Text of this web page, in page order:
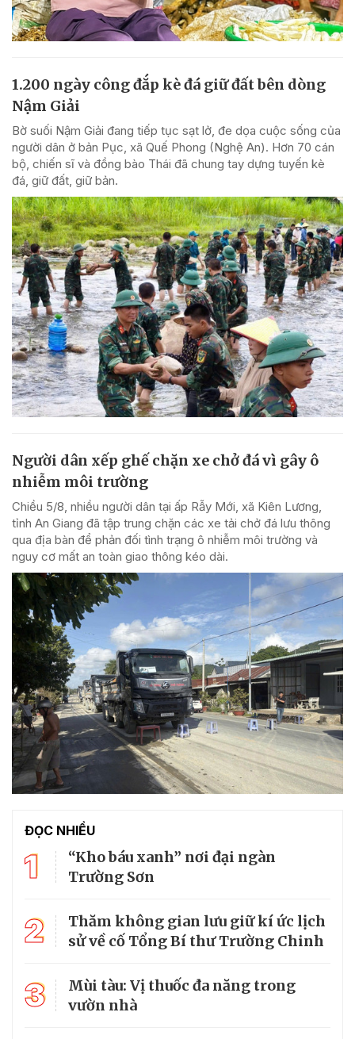
1.200 ngày công đắp kè đá giữ đất bên dòng
Nậm Giải
Bờ suối Nậm Giải đang tiếp tục sạt lở, đe dọa cuộc sống của
người dân ở bản Pục, xã Quế Phong (Nghệ An). Hơn 70 cán
bộ, chiến sĩ và đồng bào Thái đã chung tay dựng tuyến kè
đá, giữ đất, giữ bản.
Người dân xếp ghế chặn xe chở đá vì gây ô
nhiễm môi trường
Chiều 5/8, nhiều người dân tại ấp Rẫy Mới, xã Kiên Lương,
tỉnh An Giang đã tập trung chặn các xe tải chở đá lưu thông
qua địa bàn để phản đối tình trạng ô nhiễm môi trường và
nguy cơ mất an toàn giao thông kéo dài.
ĐỌC NHIỀU
1
“Kho báu xanh” nơi đại ngàn
Trường Sơn
2
Thăm không gian lưu giữ kí ức lịch
sử về cố Tổng Bí thư Trường Chinh
3
Mùi tàu: Vị thuốc đa năng trong
vườn nhà